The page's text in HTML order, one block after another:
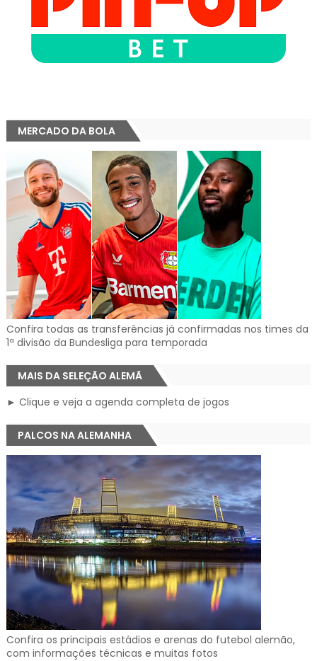
MERCADO DA BOLA
Confira todas as transferências já confirmadas nos times da
1ª divisão da Bundesliga para temporada
MAIS DA SELEÇÃO ALEMÃ
► Clique e veja a agenda completa de jogos
PALCOS NA ALEMANHA
Confira os principais estádios e arenas do futebol alemão,
com informações técnicas e muitas fotos